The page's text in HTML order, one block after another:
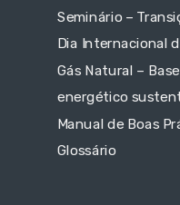
Seminário –
Dia Internacional
Gás Natural –
energético
Manual de Boas
Glossário